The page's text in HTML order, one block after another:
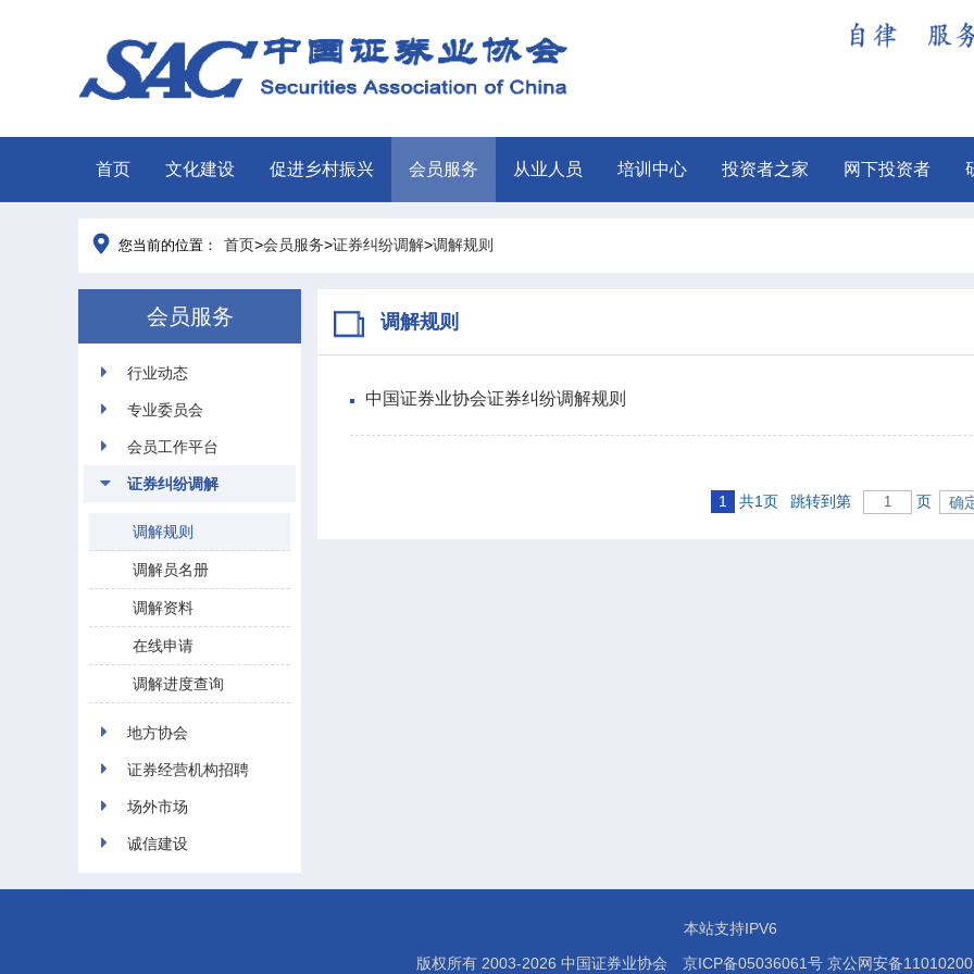
首页 文化建设 促进乡村振兴 会员服务 从业人员 培训中心 投资者之家 网下投资者
您当前的位置： 首页>会员服务>证券纠纷调解>调解规则
会员服务
行业动态
专业委员会
会员工作平台
证券纠纷调解
调解规则
调解员名册
调解资料
在线申请
调解进度查询
地方协会
证券经营机构招聘
场外市场
诚信建设
调解规则
中国证券业协会证券纠纷调解规则
1 共1页 跳转到第 页
本站支持IPV6
版权所有 2003-2026 中国证券业协会 京ICP备05036061号 京公网安备